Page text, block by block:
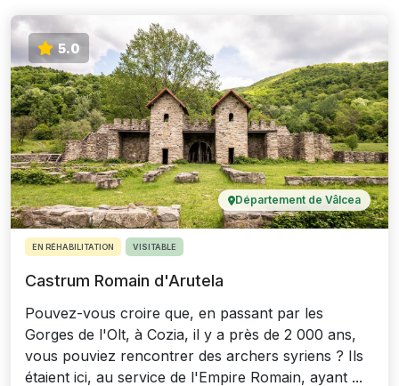
5.0
Département de Vâlcea
EN RÉHABILITATION VISITABLE
Castrum Romain d'Arutela
Pouvez-vous croire que, en passant par les
Gorges de l'Olt, à Cozia, il y a près de 2 000 ans,
vous pouviez rencontrer des archers syriens ? Ils
étaient ici, au service de l'Empire Romain, ayant ...